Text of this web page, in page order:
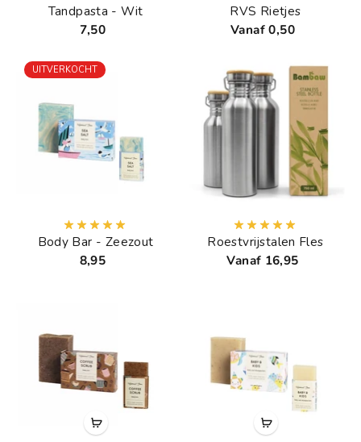
Tandpasta - Wit
7,50
RVS Rietjes
Vanaf 0,50
UITVERKOCHT
Body Bar - Zeezout
8,95
Roestvrijstalen Fles
Vanaf 16,95